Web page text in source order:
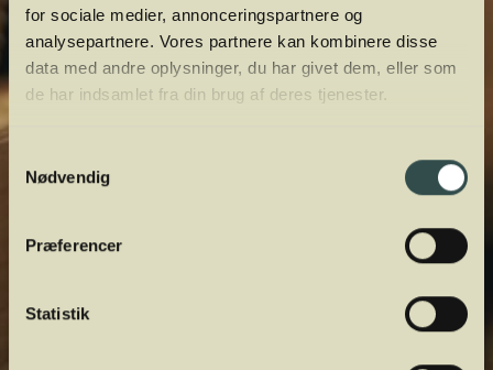
for sociale medier, annonceringspartnere og
analysepartnere. Vores partnere kan kombinere disse
data med andre oplysninger, du har givet dem, eller som
de har indsamlet fra din brug af deres tjenester.
Nødvendig
Præferencer
Statistik